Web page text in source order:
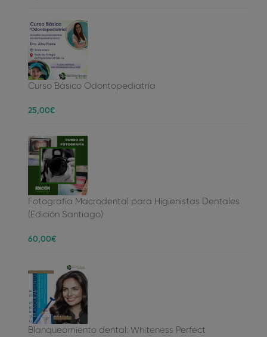
Curso Básico Odontopediatría
25,00€
Fotografía Macrodental para Higienistas Dentales
(Edición Santiago)
60,00€
Blanqueamiento dental: Whiteness Perfect